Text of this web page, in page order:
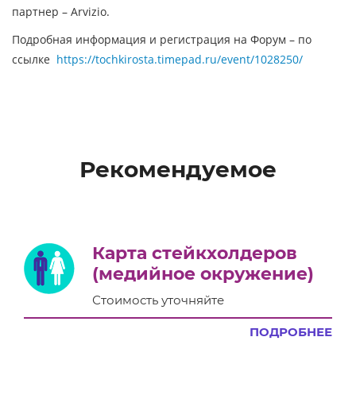
партнер – Arvizio.
Подробная информация и регистрация на Форум – по
ссылке https://tochkirosta.timepad.ru/event/1028250/
Рекомендуемое
Карта стейкхолдеров
(медийное окружение)
Стоимость уточняйте
ПОДРОБНЕЕ